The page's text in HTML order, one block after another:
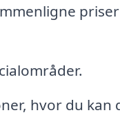
hvor du kan